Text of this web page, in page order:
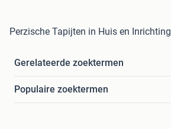
Perzische Tapijten in Huis en Inrichting
Gerelateerde zoektermen
Populaire zoektermen